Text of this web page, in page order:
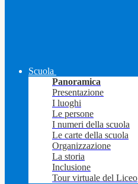
Scuola
Panoramica
Presentazione
I luoghi
Le persone
I numeri della scuola
Le carte della scuola
Organizzazione
La storia
Inclusione
Tour virtuale del Liceo